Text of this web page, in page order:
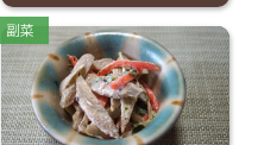
Categories:
副菜